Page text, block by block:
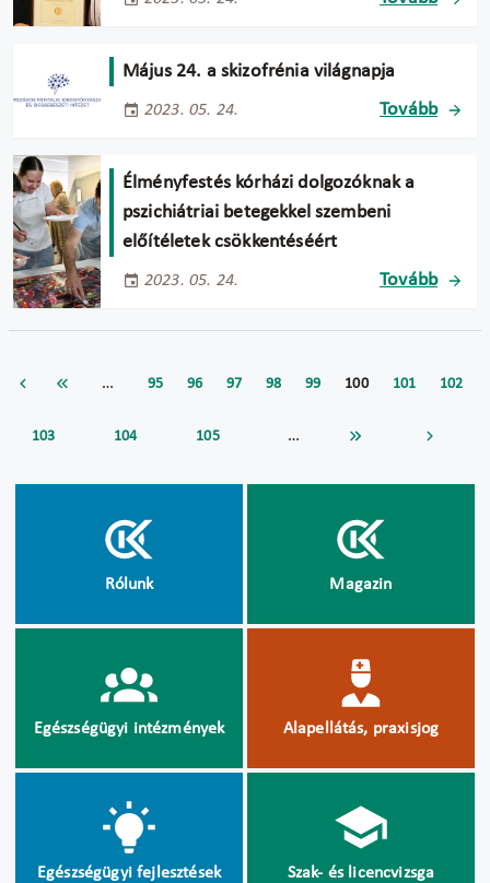
Május 24. a skizofrénia világnapja
2023. 05. 24. Tovább
Élményfestés kórházi dolgozóknak a
pszichiátriai betegekkel szembeni
előítéletek csökkentéséért
2023. 05. 24. Tovább
… 95 96 97 98 99 100 101 102
103 104 105 …
Rólunk Magazin
Egészségügyi intézmények Alapellátás, praxisjog
Egészségügyi fejlesztések Szak- és licencvizsga